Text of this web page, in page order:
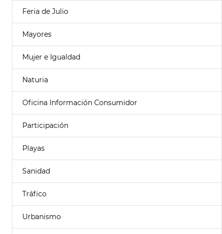
Feria de Julio
Mayores
Mujer e Igualdad
Naturia
Oficina Información Consumidor
Participación
Playas
Sanidad
Tráfico
Urbanismo